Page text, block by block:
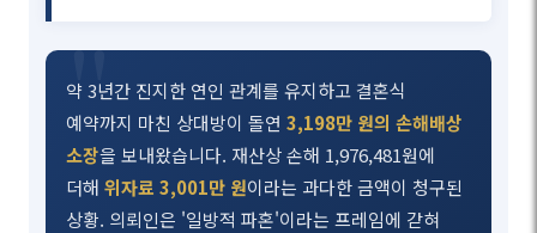
약 3년간 진지한 연인 관계를 유지하고 결혼식
예약까지 마친 상대방이 돌연3,198만 원의 손해배상
소장을 보내왔습니다. 재산상 손해 1,976,481원에
더해위자료 3,001만 원이라는 과다한 금액이 청구된
상황. 의뢰인은 '일방적 파혼'이라는 프레임에 갇혀